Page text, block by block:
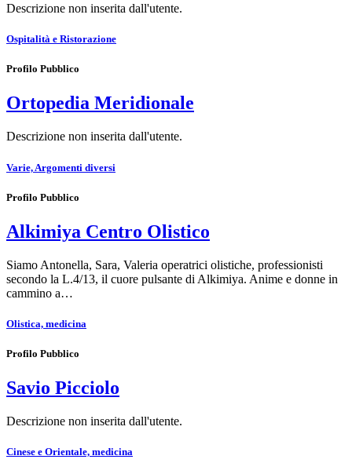
Descrizione non inserita dall'utente.
Ospitalità e Ristorazione
Profilo Pubblico
Ortopedia Meridionale
Descrizione non inserita dall'utente.
Varie, Argomenti diversi
Profilo Pubblico
Alkimiya Centro Olistico
Siamo Antonella, Sara, Valeria operatrici olistiche, professionisti
secondo la L.4/13, il cuore pulsante di Alkimiya. Anime e donne in
cammino a…
Olistica, medicina
Profilo Pubblico
Savio Picciolo
Descrizione non inserita dall'utente.
Cinese e Orientale, medicina